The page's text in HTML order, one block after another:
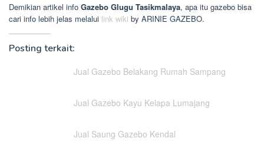
Demikian artikel info Gazebo Glugu Tasikmalaya, apa itu gazebo bisa
cari info lebih jelas melalui link wiki by ARINIE GAZEBO.
Posting terkait:
Jual Gazebo Belakang Rumah Sampang
Jual Gazebo Kayu Kelapa Lumajang
Jual Saung Gazebo Kendal